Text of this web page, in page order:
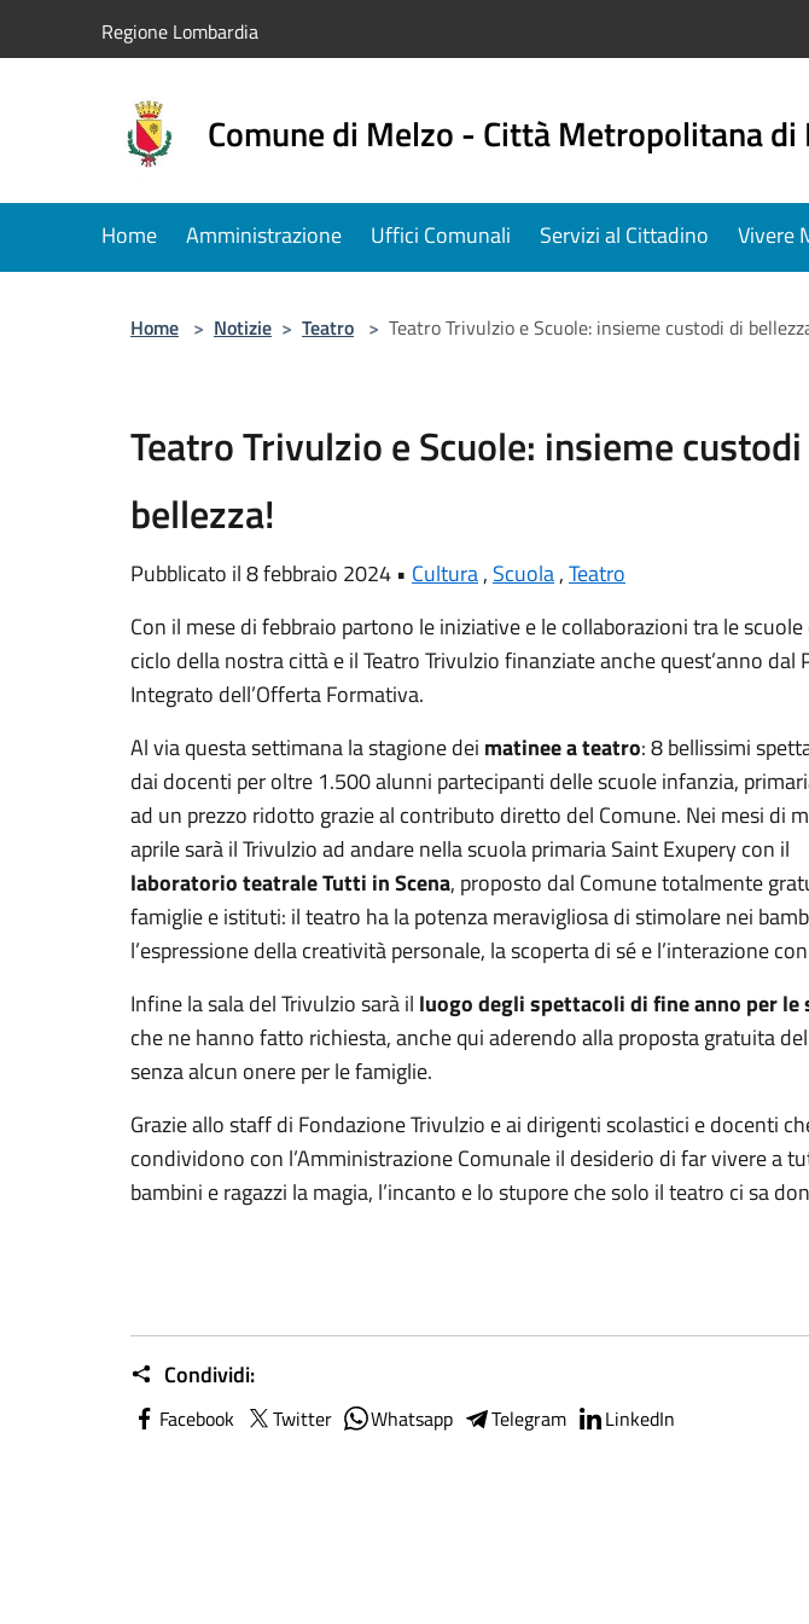
Regione Lombardia
Comune di Melzo - Città Metropolitana
Home Amministrazione Uffici Comunali Servizi al Cittadino Vivere
Home > Notizie > Teatro > Teatro Trivulzio e Scuole: insieme custodi di
Teatro Trivulzio e Scuole: insieme
bellezza!
Pubblicato il 8 febbraio 2024 • Cultura, Scuola,Teatro
Con il mese di febbraio partono le iniziative e le collaborazioni tra le
ciclo della nostra città e il Teatro Trivulzio finanziate anche quest’anno dal
Integrato dell’Offerta Formativa.
Al via questa settimana la stagione dei matinee a teatro: 8 bellissimi
dai docenti per oltre 1.500 alunni partecipanti delle scuole infanzia,
ad un prezzo ridotto grazie al contributo diretto del Comune. Nei mesi di
aprile sarà il Trivulzio ad andare nella scuola primaria Saint Exupery con il
laboratorio teatrale Tutti in Scena, proposto dal Comune totalmente
famiglie e istituti: il teatro ha la potenza meravigliosa di stimolare nei
l’espressione della creatività personale, la scoperta di sé e l’interazione
Infine la sala del Trivulzio sarà il luogo degli spettacoli di fine anno per le
che ne hanno fatto richiesta, anche qui aderendo alla proposta gratuita
senza alcun onere per le famiglie.
Grazie allo staff di Fondazione Trivulzio e ai dirigenti scolastici e docenti
condividono con l’Amministrazione Comunale il desiderio di far vivere a
bambini e ragazzi la magia, l’incanto e lo stupore che solo il teatro ci sa
Condividi:
Facebook Twitter Whatsapp Telegram LinkedIn